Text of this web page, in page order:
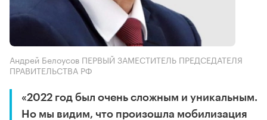
Андрей Белоусов ПЕРВЫЙ ЗАМЕСТИТЕЛЬ ПРЕДСЕДАТЕЛЯ
ПРАВИТЕЛЬСТВА РФ
«2022 год был очень сложным и уникальным.
Но мы видим, что произошла мобилизация